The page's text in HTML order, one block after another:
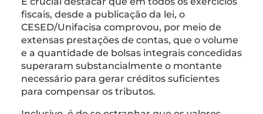
fiscais, desde a publicação da lei, o
CESED/Unifacisa comprovou, por meio de
extensas prestações de contas, que o volume
e a quantidade de bolsas integrais concedidas
superaram substancialmente o montante
necessário para gerar créditos suficientes
para compensar os tributos.